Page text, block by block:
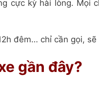
cực kỳ hài lòng. Mọi
đêm… chỉ cần gọi,
gần đây?